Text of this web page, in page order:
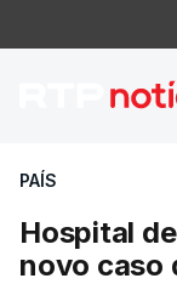
PAÍS
Hospital
novo caso